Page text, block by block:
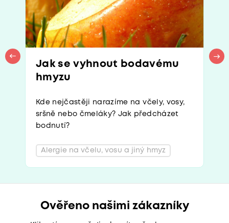
Jak se vyhnout bodavému
hmyzu
Kde nejčastěji narazíme na včely, vosy,
sršně nebo čmeláky? Jak předcházet
bodnutí?
Alergie na včelu, vosu a jiný hmyz
Ověřeno našimi zákazníky